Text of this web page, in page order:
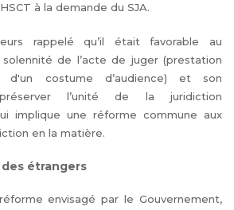
à la demande du SJA.
rappelé qu’il était favorable au
de l’acte de juger (prestation
costume d’audience) et son
l’unité de la juridiction
implique une réforme commune aux
en la matière.
étrangers
envisagé par le Gouvernement,